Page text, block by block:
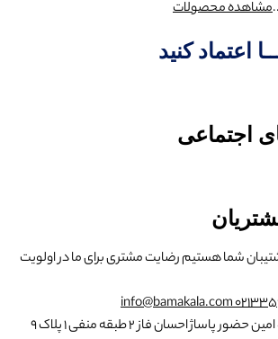
مشاهده محصولات
اعتماد کنید
اجتماعی
شما هستیمرضایت مشتری برای ما در اولویت
info@bamakala.com
احسان فاز ۲ طبقه منفی ۱ پلاک ۹